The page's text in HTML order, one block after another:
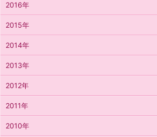
2016年
2015年
2014年
2013年
2012年
2011年
2010年